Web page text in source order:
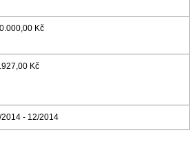
Kč
Kč
2014 - 12/2014